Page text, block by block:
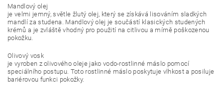
Mandlový olej
je velmi jemný, světle žlutý olej, který se získává lisováním sladkých
mandlí za studena. Mandlový olej je součástí klasických studených
krémů a je zvláště vhodný pro použití na citlivou a mírně poškozenou
pokožku.
Olivový vosk
je vyroben z olivového oleje jako vodo-rostlinné máslo pomocí
speciálního postupu. Toto rostlinné máslo poskytuje vlhkost a posiluje
bariérovou funkci pokožky.